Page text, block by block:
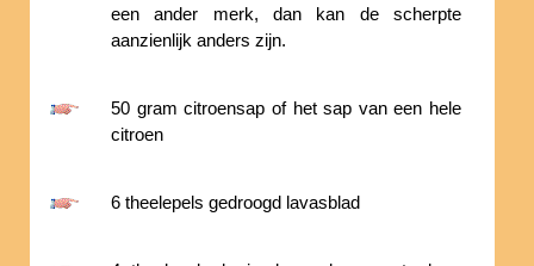
een ander merk, dan kan de scherpte
aanzienlijk anders zijn.
50 gram citroensap of het sap van een hele
citroen
6 theelepels gedroogd lavasblad